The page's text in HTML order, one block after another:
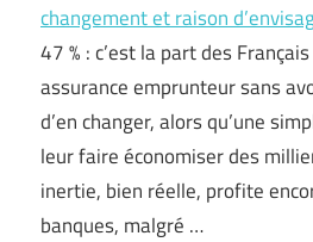
changement et raison
47 % : c’est la part des
assurance emprunteur sans
d’en changer, alors qu’une
leur faire économiser des
inertie, bien réelle, profite
banques, malgré …